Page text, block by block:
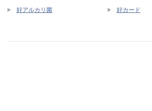
好アルカリ菌 好カード